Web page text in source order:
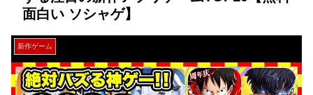
面白い ソシャゲ】
新作ゲーム